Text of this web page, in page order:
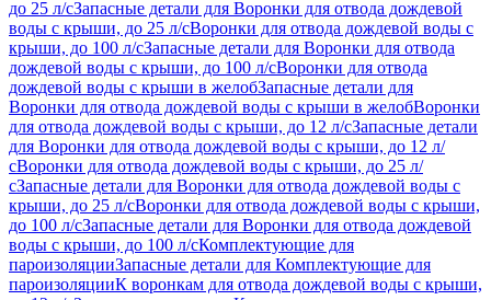
до 25 л/сЗапасные детали для Воронки для отвода дождевой
воды с крыши, до 25 л/сВоронки для отвода дождевой воды с
крыши, до 100 л/сЗапасные детали для Воронки для отвода
дождевой воды с крыши, до 100 л/сВоронки для отвода
дождевой воды с крыши в желобЗапасные детали для
Воронки для отвода дождевой воды с крыши в желобВоронки
для отвода дождевой воды с крыши, до 12 л/сЗапасные детали
для Воронки для отвода дождевой воды с крыши, до 12 л/
сВоронки для отвода дождевой воды с крыши, до 25 л/
сЗапасные детали для Воронки для отвода дождевой воды с
крыши, до 25 л/сВоронки для отвода дождевой воды с крыши,
до 100 л/сЗапасные детали для Воронки для отвода дождевой
воды с крыши, до 100 л/сКомплектующие для
пароизоляцииЗапасные детали для Комплектующие для
пароизоляцииК воронкам для отвода дождевой воды с крыши,